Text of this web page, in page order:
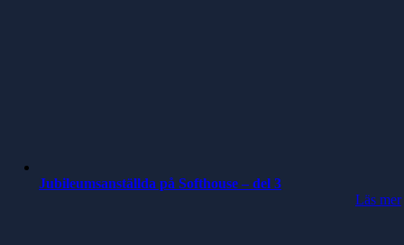
Jubileumsanställda på Softhouse – del 3
Läs mer